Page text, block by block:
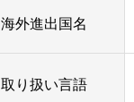
海外進出国名
取り扱い言語